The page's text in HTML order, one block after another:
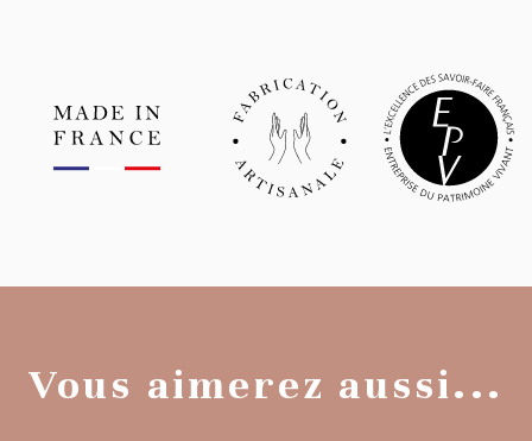
Vous aimerez aussi...